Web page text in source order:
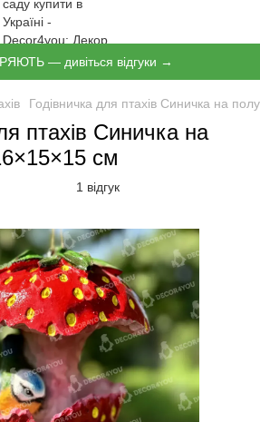
— дивіться відгуки →
Годівничка для птахів Синичка на
птахів Синичка на
см
1 відгук